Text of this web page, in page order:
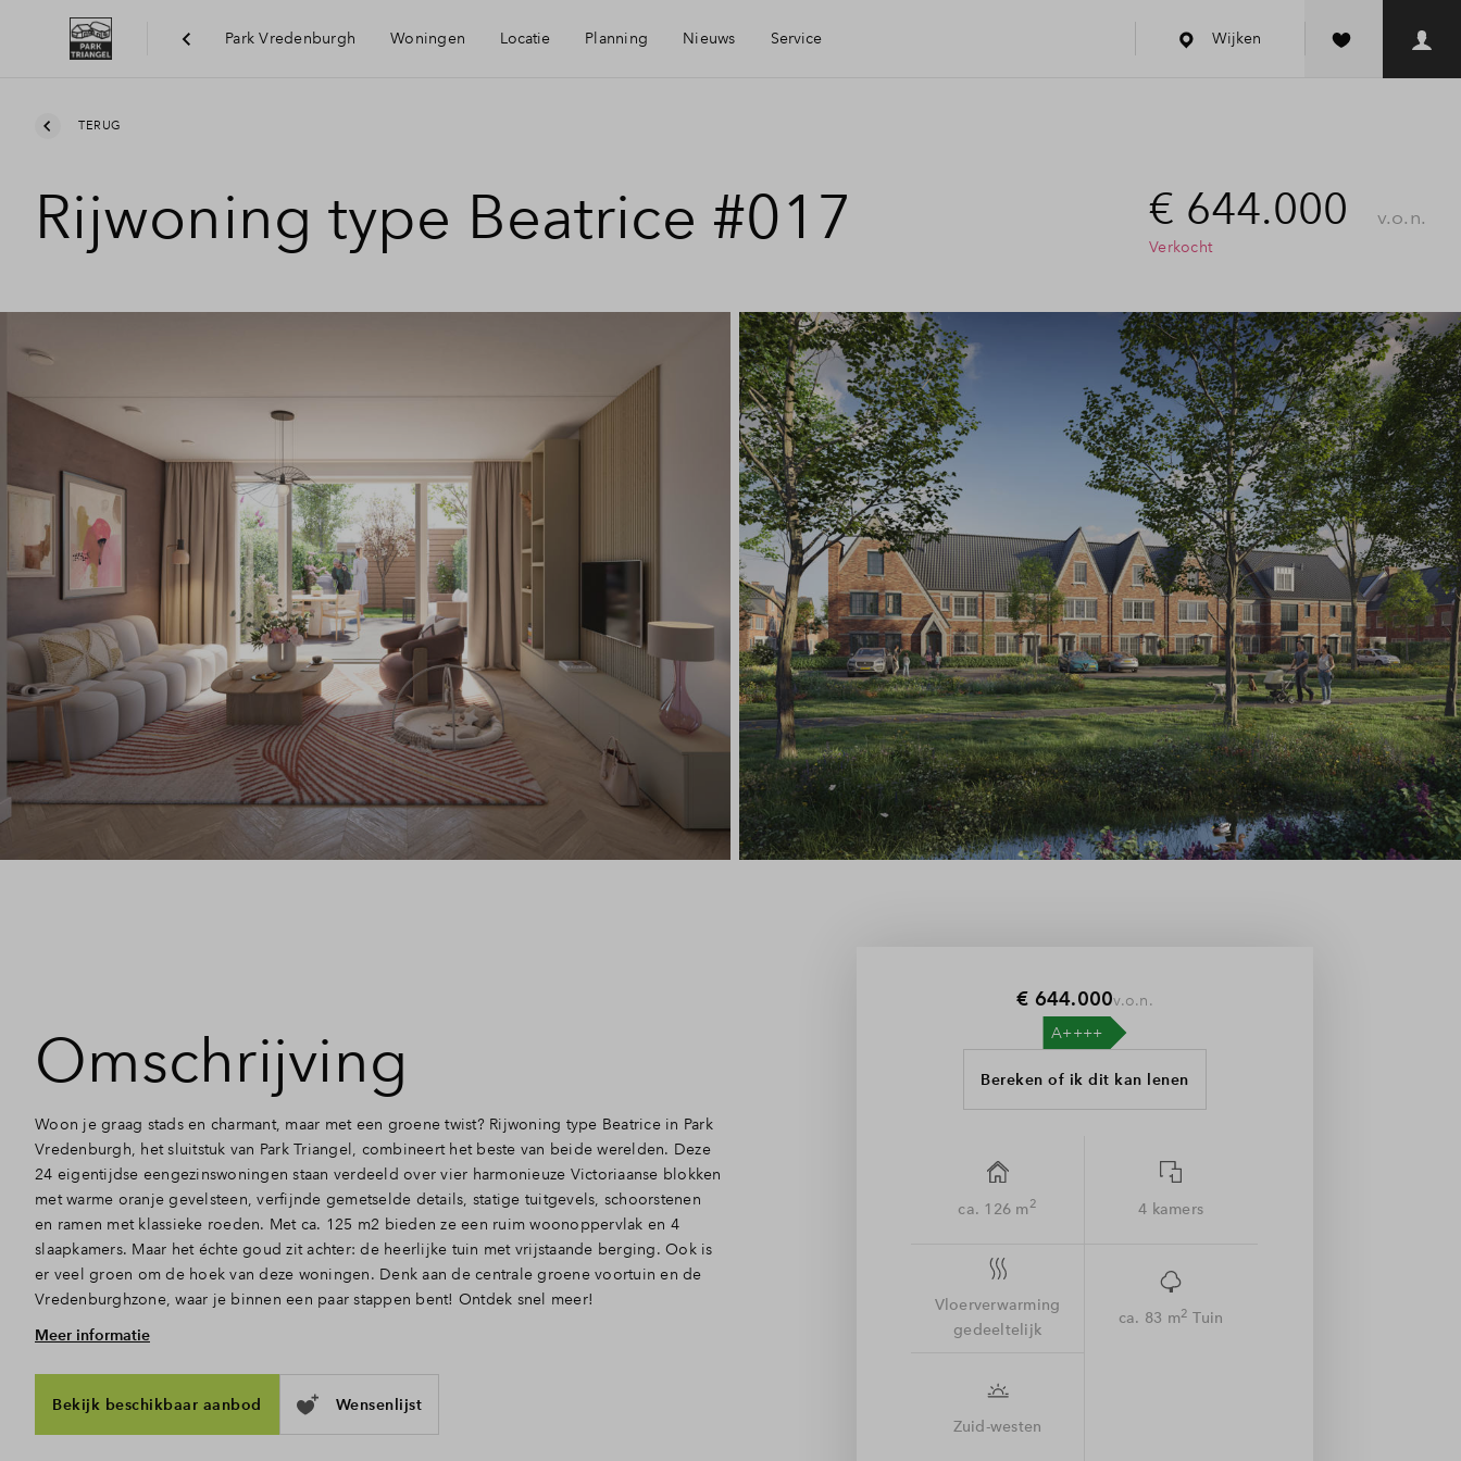
Park Vredenburgh Woningen Locatie
Voorzieningen
Planning Nieuws Service
Financiele check
Toewijzing
Woning kopen
Leeswijzer
Veelgestelde vragen
Contact
Wijken
TERUG
Rijwoning type Beatrice #017 € 644.000 v.o.n.
Verkocht
Omschrijving
Woon je graag stads en charmant, maar met een groene twist? Rijwoning type Beatrice in Park
Vredenburgh, het sluitstuk van Park Triangel, combineert het beste van beide werelden. Deze
24 eigentijdse eengezinswoningen staan verdeeld over vier harmonieuze Victoriaanse blokken
met warme oranje gevelsteen, verfijnde gemetselde details, statige tuitgevels, schoorstenen
en ramen met klassieke roeden. Met ca. 125 m2 bieden ze een ruim woonoppervlak en 4
slaapkamers. Maar het échte goud zit achter: de heerlijke tuin met vrijstaande berging. Ook is
er veel groen om de hoek van deze woningen. Denk aan de centrale groene voortuin en de
Vredenburghzone, waar je binnen een paar stappen bent! Ontdek snel meer!
Ruimte, licht en openslaande deuren naar de tuin
naar het woongedeelte, waar het daglicht door de hoge ramen en deuren rijkelijk
binnenstroomt. De open indeling is ook perfect, zo zijn koken, eten en wonen gezellig met
elkaar verbonden. Achterin, waar plek is voor een gezellige zithoek, zet je ‘s zomers de
Meer informatie
Bekijk beschikbaar aanbod Wensenlijst
€ 644.000v.o.n.
Bereken of ik dit kan lenen
ca. 126 m2 4 kamers
Vloerverwarming
gedeeltelijk
ca. 83 m2 Tuin
Zuid-westen